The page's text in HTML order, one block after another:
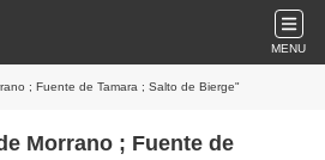
MENU
; Fuente de Tamara ; Salto de Bierge"
Morrano ; Fuente de